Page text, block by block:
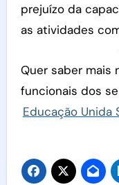
prejuízo da
as atividades
Quer saber mais
funcionais dos
Educação Unida